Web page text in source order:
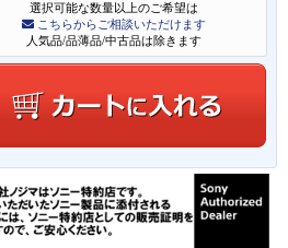
選択可能な数量以上のご希望は
こちらからご相談いただけます
人気品/品薄品/中古品は除きます